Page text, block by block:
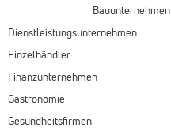
Bauunternehmen
Dienstleistungsunternehmen
Einzelhändler
Finanzunternehmen
Gastronomie
Gesundheitsfirmen